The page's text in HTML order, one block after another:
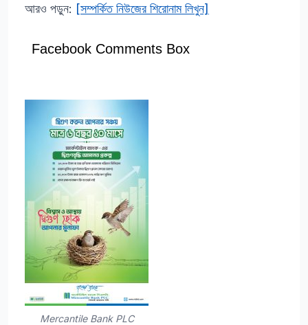
আরও পড়ুন: [সম্পর্কিত নিউজের শিরোনাম লিখুন]
Facebook Comments Box
Mercantile Bank PLC